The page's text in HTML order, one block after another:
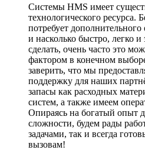
Системы HMS имеет
технологического ресурса.
потребует
и насколько быстро, легко
сделать, очень часто это
фактором в конечном
заверить, что мы
поддержку для наших
запасы как расходных
систем, а также имеем
Опираясь на богатый опыт
сложности, будем рады
задачами, так и всегда
вызовам!